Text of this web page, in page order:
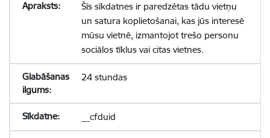
Šīs sīkdatnes ir paredzētas tādu vietņu
un satura koplietošanai, kas jūs interesē
mūsu vietnē, izmantojot trešo personu
sociālos tīklus vai citas vietnes.
24 stundas
__cfduid